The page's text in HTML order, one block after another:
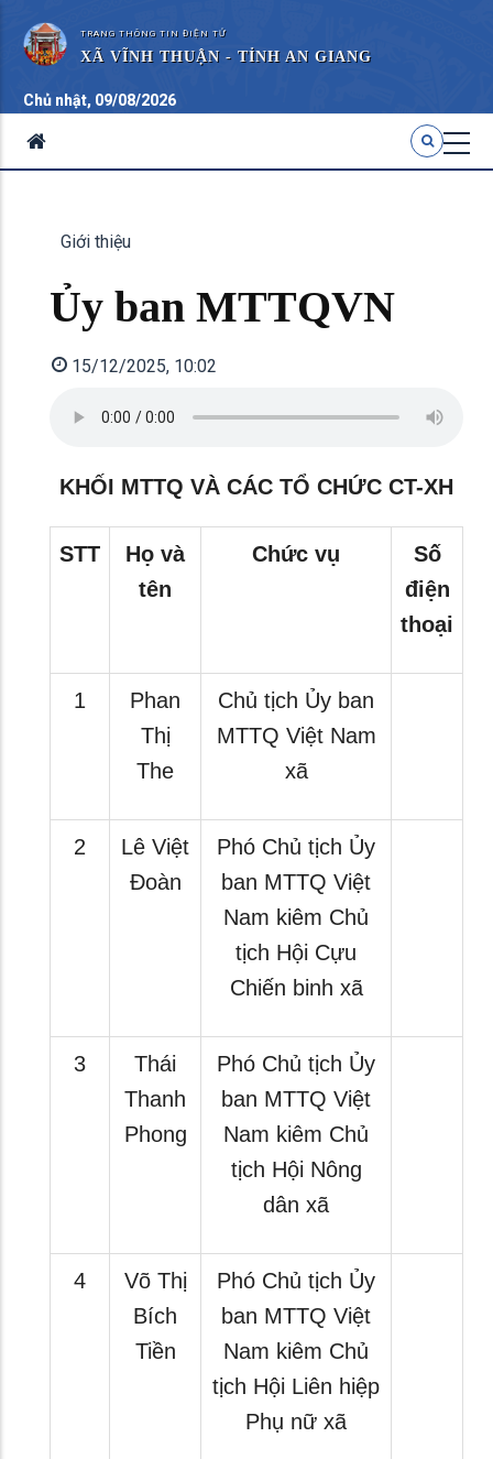
TRANG THÔNG TIN ĐIỆN TỬ
XÃ VĨNH THUẬN - TỈNH AN GIANG
Chủ nhật, 09/08/2026
Giới thiệu
Ủy ban MTTQVN
15/12/2025, 10:02
KHỐI MTTQ VÀ CÁC TỔ CHỨC CT-XH
STT
Họ và
tên
Chức vụ
Số
điện
thoại
1
Phan
Thị
The
Chủ tịch Ủy ban
MTTQ Việt Nam
xã
2
Lê Việt
Đoàn
Phó Chủ tịch Ủy
ban MTTQ Việt
Nam kiêm Chủ
tịch Hội Cựu
Chiến binh xã
3
Thái
Thanh
Phong
Phó Chủ tịch Ủy
ban MTTQ Việt
Nam kiêm Chủ
tịch Hội Nông
dân xã
4
Võ Thị
Bích
Tiền
Phó Chủ tịch Ủy
ban MTTQ Việt
Nam kiêm Chủ
tịch Hội Liên hiệp
Phụ nữ xã